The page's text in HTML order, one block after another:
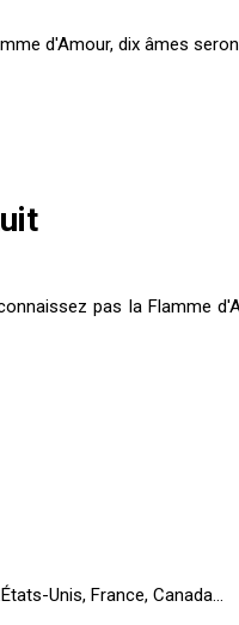
d'Amour, dix âmes
pas la Flamme
Unis, France, Canada...